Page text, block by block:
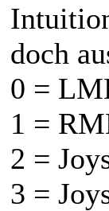
doch
0 =
1 =
2 =
3 =